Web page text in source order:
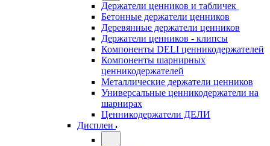
Держатели ценников и табличек
Бетонные держатели ценников
Деревянные держатели ценников
Держатели ценников - клипсы
Компоненты DELI ценникодержателей
Компоненты шарнирных
ценникодержателей
Металлические держатели ценников
Универсальные ценникодержатели на
шарнирах
Ценникодержатели ДЕЛИ
Дисплеи